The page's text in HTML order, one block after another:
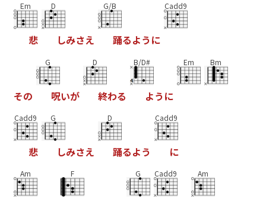
Em
悲
D
しみさえ
G/B
踊るよう に
Cadd9
その
G
呪いが
D
終わる
B/D#
よう に
Em Bm
Cadd9
悲
G
しみさえ
D
踊るよう
Cadd9
に
Am F G Cadd9 Am